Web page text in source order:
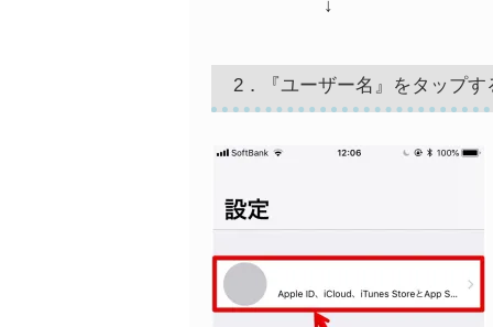
↓
2．『ユーザー名』をタップす